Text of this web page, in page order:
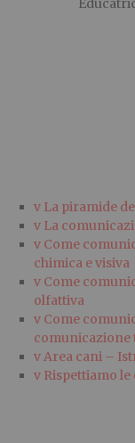
v La piramide
v La
v Come
chimica e visiva
v Come
olfattiva
v Come
comunicazione
v Area cani –
v Rispettiamo le